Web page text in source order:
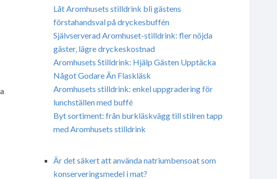
Låt Aromhusets stilldrink bli gästens
förstahandsval på dryckesbuffén
Självserverad Aromhuset-stilldrink: fler nöjda
gäster, lägre dryckeskostnad
Aromhusets Stilldrink: Hjälp Gästen Upptäcka
Något Godare Än Flaskläsk
Aromhusets stilldrink: enkel uppgradering för
lunchställen med buffé
Byt sortiment: från burkläskvägg till stilren tapp
med Aromhusets stilldrink
Är det säkert att använda natriumbensoat som
konserveringsmedel i mat?